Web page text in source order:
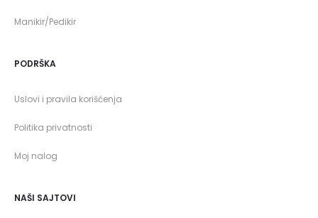
Manikir/Pedikir
PODRŠKA
Uslovi i pravila korišćenja
Politika privatnosti
Moj nalog
NAŠI SAJTOVI